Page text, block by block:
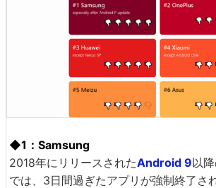
◆1：Samsung
2018年にリリースされたAndroid 9以
では、3日間過ぎたアプリが強制終了さ